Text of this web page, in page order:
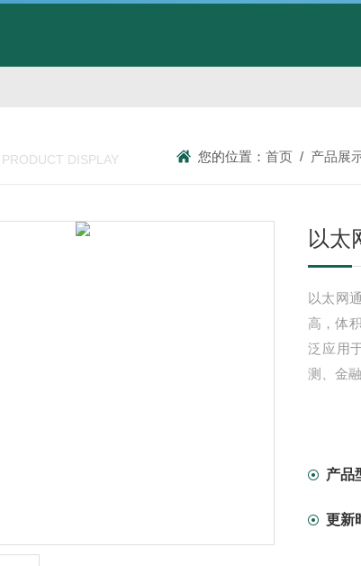
PRODUCT DISPLAY 您的位置：首页 / 产品展
以太
以太网
高，体
泛应用
测、金
产品
更新